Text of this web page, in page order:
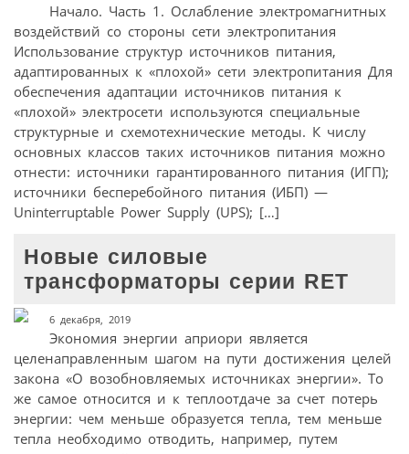
Начало. Часть 1. Ослабление электромагнитных
воздействий со стороны сети электропитания
Использование структур источников питания,
адаптированных к «плохой» сети электропитания Для
обеспечения адаптации источников питания к
«плохой» электросети используются специальные
структурные и схемотехнические методы. К числу
основных классов таких источников питания можно
отнести: источники гарантированного питания (ИГП);
источники бесперебойного питания (ИБП) —
Uninterruptable Power Supply (UPS); […]
Новые силовые
трансформаторы серии RET
6 декабря, 2019
Экономия энергии априори является
целенаправленным шагом на пути достижения целей
закона «О возобновляемых источниках энергии». То
же самое относится и к теплоотдаче за счет потерь
энергии: чем меньше образуется тепла, тем меньше
тепла необходимо отводить, например, путем